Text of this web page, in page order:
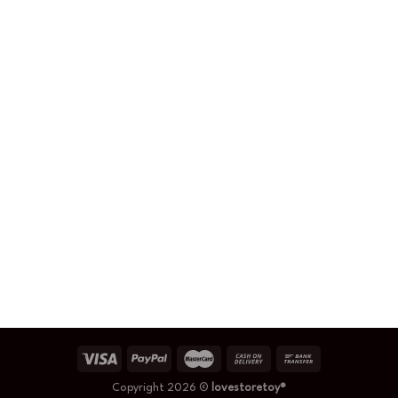
Copyright 2026 © lovestoretoy®